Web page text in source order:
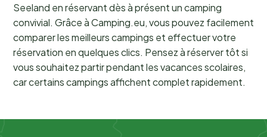
Seeland en réservant dès à présent un camping
convivial. Grâce à Camping.eu, vous pouvez facilement
comparer les meilleurs campings et effectuer votre
réservation en quelques clics. Pensez à réserver tôt si
vous souhaitez partir pendant les vacances scolaires,
car certains campings affichent complet rapidement.